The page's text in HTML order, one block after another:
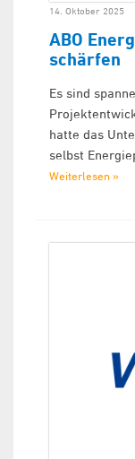
14. Oktober 2025
ABO
schärfen
Es sind
hatte das
selbst
Weiterlesen »